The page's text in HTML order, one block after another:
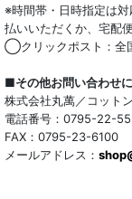
※時間帯・日時指定は
払いいただくか、宅配
◯クリックポスト：全
■その他お問い合わせ
株式会社丸萬／コット
電話番号：0795-22-
FAX：0795-23-6100
メールアドレス：